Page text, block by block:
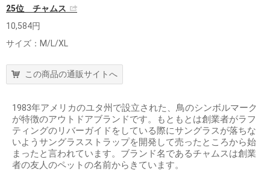
25位 チャムス
10,584円
サイズ：M/L/XL
この商品の通販サイトへ
1983年アメリカのユタ州で設立された、鳥のシンボルマーク
が特徴のアウトドアブランドです。もともとは創業者がラフ
ティングのリバーガイドをしている際にサングラスが落ちな
いようサングラスストラップを開発して売ったところから始
まったと言われています。ブランド名であるチャムスは創業
者の友人のペットの名前からきています。